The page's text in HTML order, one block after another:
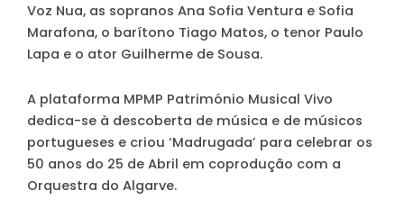
Voz Nua, as sopranos Ana Sofia Ventura e Sofia
Marafona, o barítono Tiago Matos, o tenor Paulo
Lapa e o ator Guilherme de Sousa.
A plataforma MPMP Património Musical Vivo
dedica-se à descoberta de música e de músicos
portugueses e criou ‘Madrugada’ para celebrar os
50 anos do 25 de Abril em coprodução com a
Orquestra do Algarve.